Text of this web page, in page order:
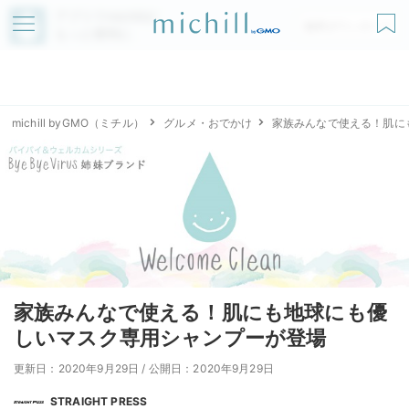
アプリでmichillが
無料ダウンロード
michill byGMO（ミチル） グルメ・おでかけ 家族みんなで使える！肌
家族みんなで使える！肌にも地球にも優
しいマスク専用シャンプーが登場
更新日：2020年9月29日 / 公開日：2020年9月29日
STRAIGHT PRESS